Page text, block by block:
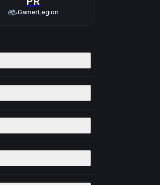
GamerLegion